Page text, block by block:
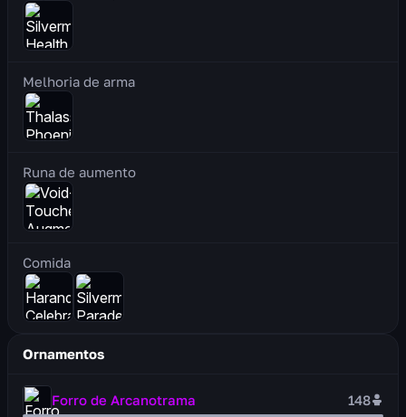
Melhoria de arma
Runa de aumento
Comida
Ornamentos
Forro de Arcanotrama 148